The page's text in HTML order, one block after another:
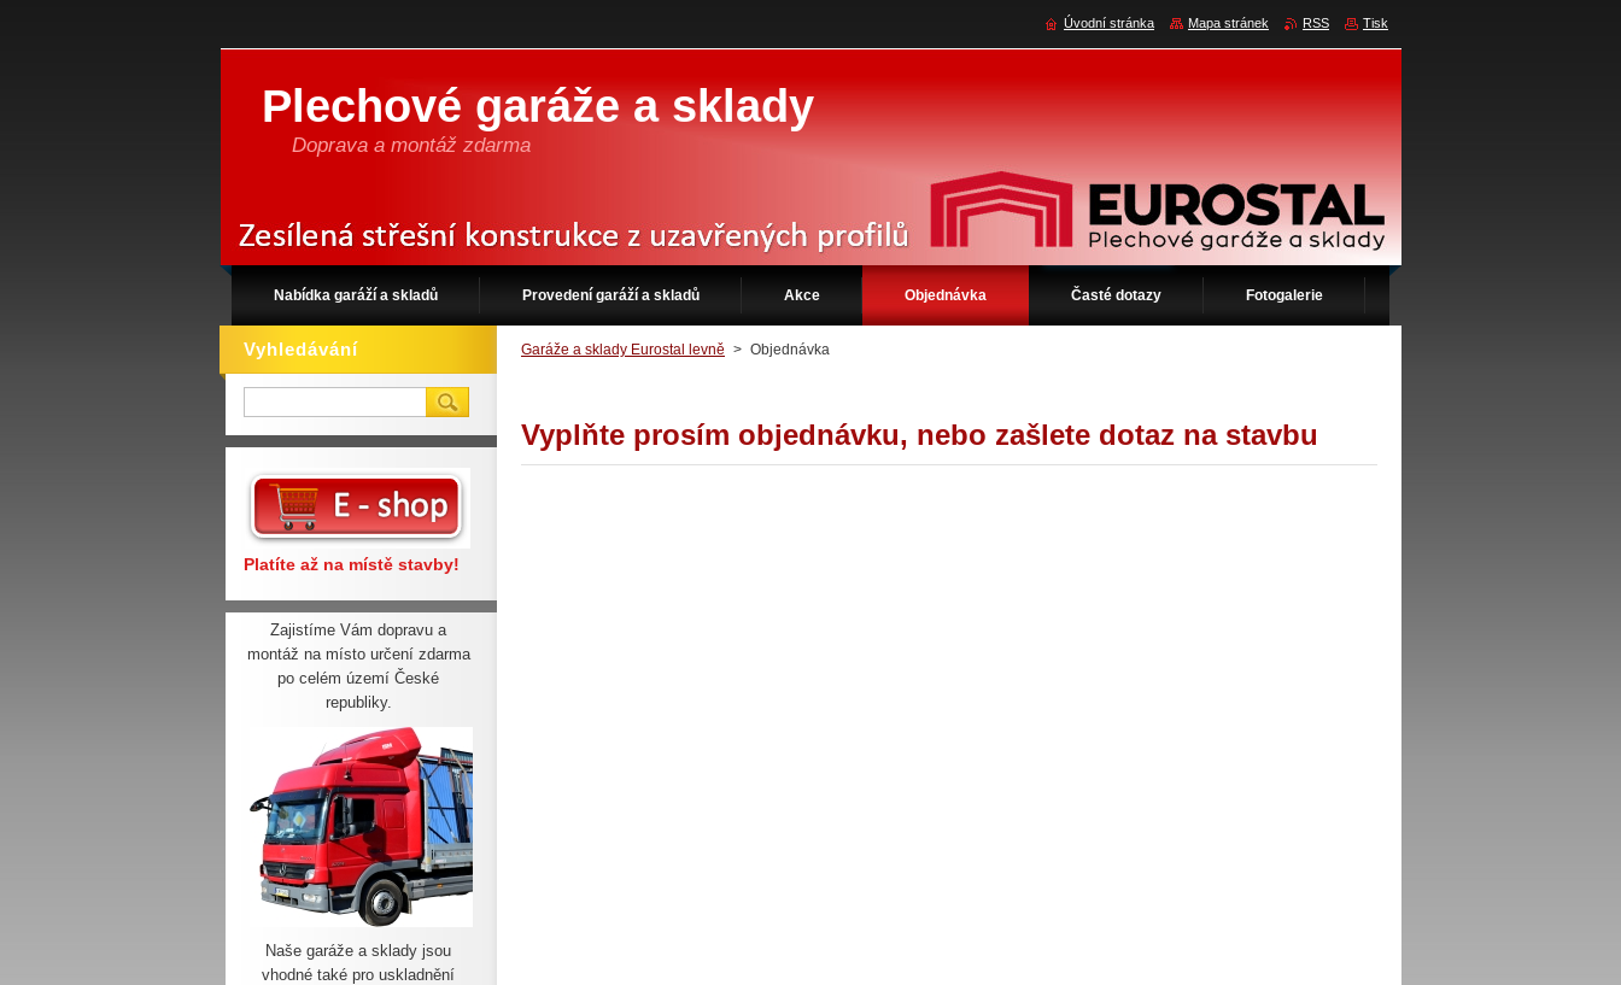
Plechové garáže a sklady
Doprava a montáž zdarma
Nabídka garáží a skladů Provedení garáží a skladů Akce Objednávka Časté dotazy Fotogalerie
Garáže a sklady Eurostal levně > Objednávka
Vyplňte prosím objednávku, nebo zašlete dotaz na stavbu
Vyhledávání
Platíte až na místě stavby!
Zajistíme Vám dopravu a
montáž na místo určení zdarma
po celém území České
republiky.
Naše garáže a sklady jsou
vhodné také pro uskladnění
Úvodní stránka Mapa stránek RSS Tisk